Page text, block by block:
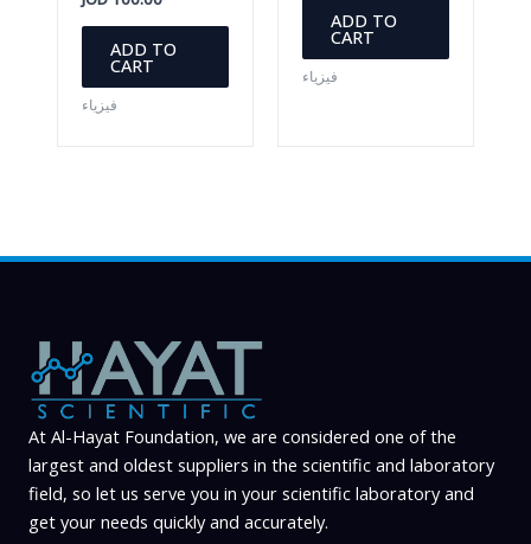
ADD TO
CART
فيزياء
ADD TO
CART
فيزياء
At Al-Hayat Foundation, we are considered one of the
largest and oldest suppliers in the scientific and laboratory
field, so let us serve you in your scientific laboratory and
get your needs quickly and accurately.